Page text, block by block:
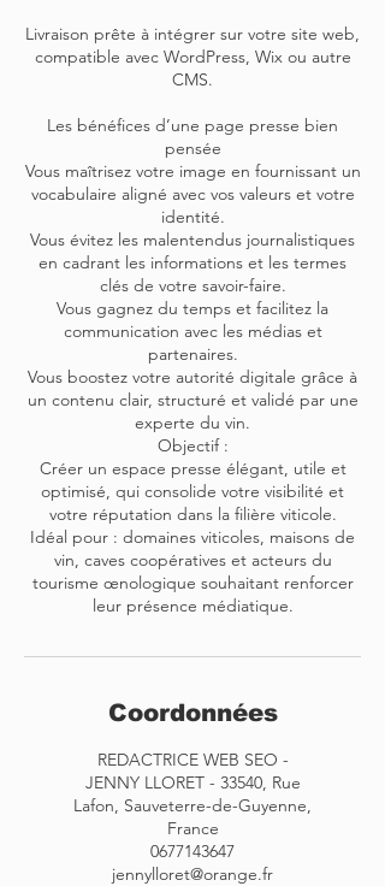
Livraison prête à intégrer sur votre site web,
compatible avec WordPress, Wix ou autre
CMS.
Les bénéfices d’une page presse bien
pensée
Vous maîtrisez votre image en fournissant un
vocabulaire aligné avec vos valeurs et votre
identité.
Vous évitez les malentendus journalistiques
en cadrant les informations et les termes
clés de votre savoir-faire.
Vous gagnez du temps et facilitez la
communication avec les médias et
partenaires.
Vous boostez votre autorité digitale grâce à
un contenu clair, structuré et validé par une
experte du vin.
Objectif :
Créer un espace presse élégant, utile et
optimisé, qui consolide votre visibilité et
votre réputation dans la filière viticole.
Idéal pour : domaines viticoles, maisons de
vin, caves coopératives et acteurs du
tourisme œnologique souhaitant renforcer
leur présence médiatique.
Coordonnées
REDACTRICE WEB SEO -
JENNY LLORET - 33540, Rue
Lafon, Sauveterre-de-Guyenne,
France
0677143647
jennylloret@orange.fr